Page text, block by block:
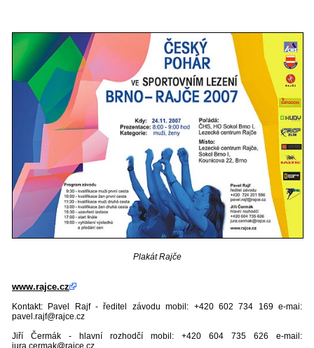
Plakát Rajče
www.rajce.cz
Kontakt: Pavel Rajf - ředitel závodu mobil: +420 602 734 169 e-mai:
pavel.rajf@rajce.cz
Jiří Čermák - hlavní rozhodčí mobil: +420 604 735 626 e-mail: